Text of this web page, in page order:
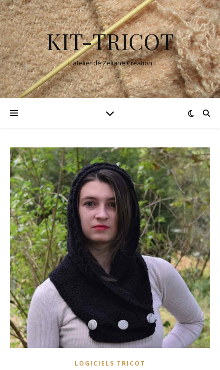
KIT-TRICOT
L'atelier de Zéliane Création
LOGICIELS TRICOT